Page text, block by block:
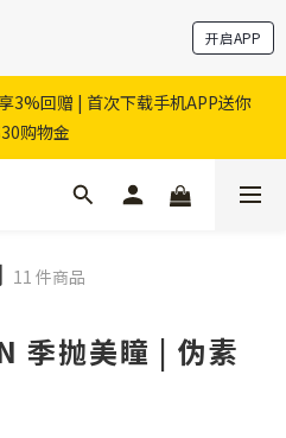
开启APP
3%回赠 | 首次下载手机APP送你
购物金
11 件商品
季抛美瞳 | 伪素